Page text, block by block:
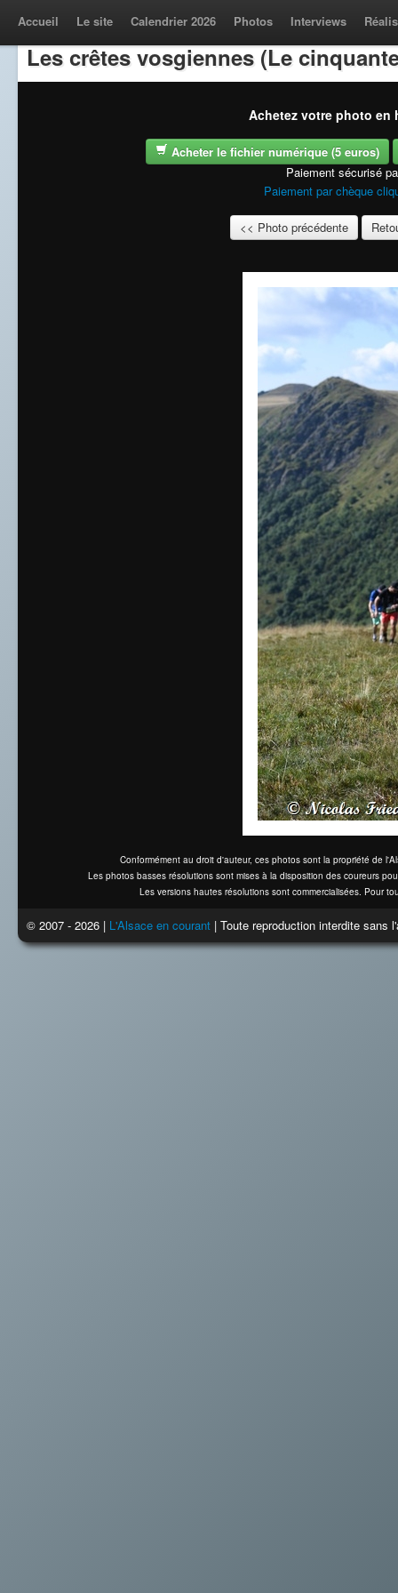
Accueil Le site Calendrier 2026 Photos Interviews
Les crêtes vosgiennes (Le
Achetez votre photo en
Acheter le fichier numérique (5 euros)
Paiement sécurisé
Paiement par chèque
<< Photo précédente
Conformément au droit d'auteur, ces photos sont la propriété de
Les photos basses résolutions sont mises à la disposition des coureurs
Les versions hautes résolutions sont commercialisées. Pour
© 2007 - 2026 | L'Alsace en courant | Toute reproduction interdite sans